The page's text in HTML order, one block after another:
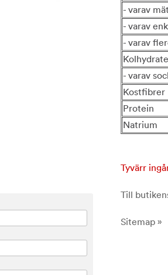
- varav
- varav
- varav
- varav
Kostfibrer
Protein
Natrium
Tyvärr
Till
Sitemap »